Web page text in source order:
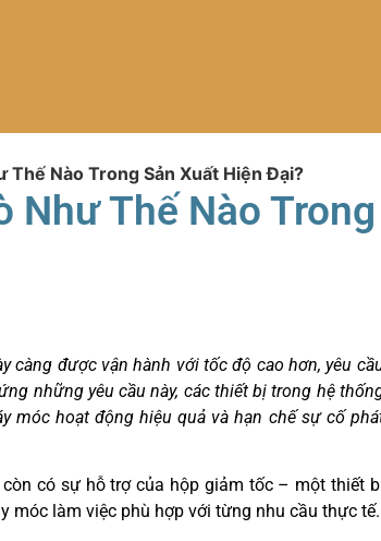
Thế Nào Trong Sản Xuất Hiện Đại?
Như Thế Nào Trong
càng được vận hành với tốc độ cao hơn, yêu
những yêu cầu này, các thiết bị trong hệ
móc hoạt động hiệu quả và hạn chế sự cố
có sự hỗ trợ của hộp giảm tốc – một thiết
móc làm việc phù hợp với từng nhu cầu thực tế.